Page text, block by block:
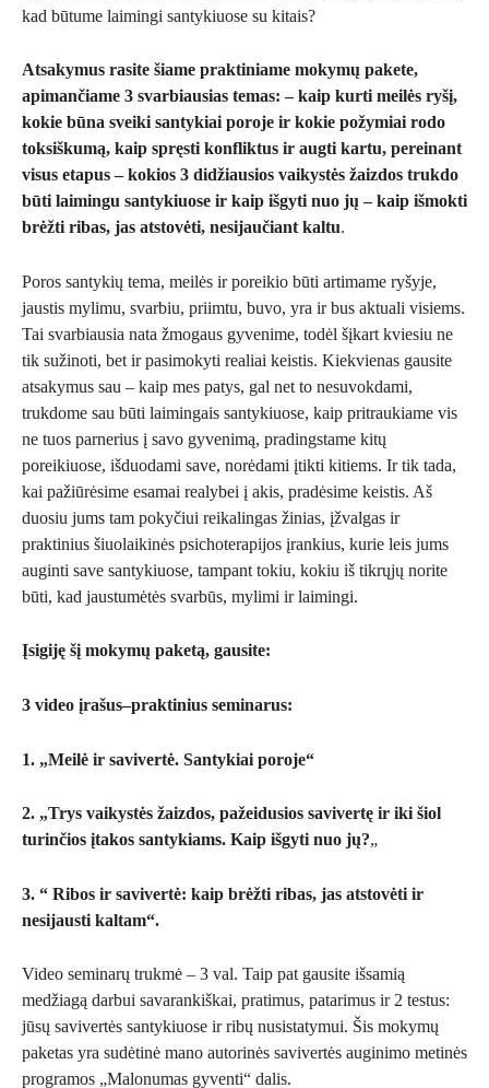
kad būtume laimingi santykiuose su kitais?
Atsakymus rasite šiame praktiniame mokymų pakete,
apimančiame 3 svarbiausias temas: – kaip kurti meilės ryšį,
kokie būna sveiki santykiai poroje ir kokie požymiai rodo
toksiškumą, kaip spręsti konfliktus ir augti kartu, pereinant
visus etapus – kokios 3 didžiausios vaikystės žaizdos trukdo
būti laimingu santykiuose ir kaip išgyti nuo jų – kaip išmokti
brėžti ribas, jas atstovėti, nesijaučiant kaltu.
Poros santykių tema, meilės ir poreikio būti artimame ryšyje,
jaustis mylimu, svarbiu, priimtu, buvo, yra ir bus aktuali visiems.
Tai svarbiausia nata žmogaus gyvenime, todėl šįkart kviesiu ne
tik sužinoti, bet ir pasimokyti realiai keistis. Kiekvienas gausite
atsakymus sau – kaip mes patys, gal net to nesuvokdami,
trukdome sau būti laimingais santykiuose, kaip pritraukiame vis
ne tuos parnerius į savo gyvenimą, pradingstame kitų
poreikiuose, išduodami save, norėdami įtikti kitiems. Ir tik tada,
kai pažiūrėsime esamai realybei į akis, pradėsime keistis. Aš
duosiu jums tam pokyčiui reikalingas žinias, įžvalgas ir
praktinius šiuolaikinės psichoterapijos įrankius, kurie leis jums
auginti save santykiuose, tampant tokiu, kokiu iš tikrųjų norite
būti, kad jaustumėtės svarbūs, mylimi ir laimingi.
Įsigiję šį mokymų paketą, gausite:
3 video įrašus–praktinius seminarus:
1. „Meilė ir savivertė. Santykiai poroje“
2. „Trys vaikystės žaizdos, pažeidusios savivertę ir iki šiol
turinčios įtakos santykiams. Kaip išgyti nuo jų?„
3. “ Ribos ir savivertė: kaip brėžti ribas, jas atstovėti ir
nesijausti kaltam“.
Video seminarų trukmė – 3 val. Taip pat gausite išsamią
medžiagą darbui savarankiškai, pratimus, patarimus ir 2 testus:
jūsų savivertės santykiuose ir ribų nusistatymui. Šis mokymų
paketas yra sudėtinė mano autorinės savivertės auginimo metinės
programos „Malonumas gyventi“ dalis.